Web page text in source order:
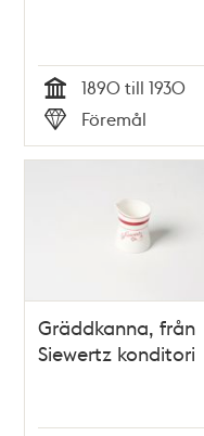
Tid
1890 till 1930
Typ
Föremål
Gräddkanna, från
Siewertz konditori